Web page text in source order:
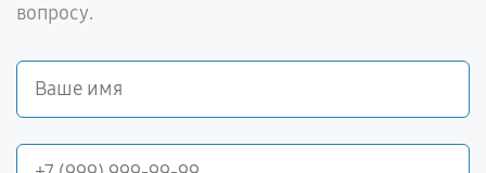
вопросу.